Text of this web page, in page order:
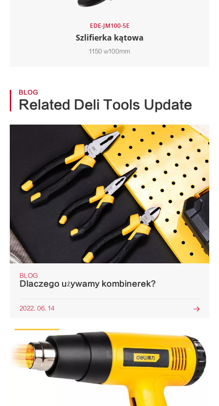
EDE-JM100-5E
Szlifierka kątowa
1150 w100mm
BLOG
Related Deli Tools Update
BLOG
Dlaczego używamy kombinerek?
2022. 06. 14 